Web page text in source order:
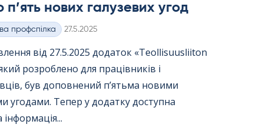
нових галузевих угод
профспілка Kirjoitettu
27.5.2025
від 27.5.2025 додаток «Teol­li­suus­lii­ton
розроблено для працівників і
був доповнений п’ятьма новими
угодами. Тепер у додатку доступна